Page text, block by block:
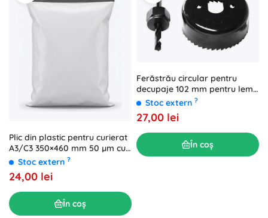
Plic din plastic pentru curierat
A3/C3 350×460 mm 50 µm cu
bandă antistatică (50 buc.)
Stoc extern ?
24,00 lei
În coș
Ferăstrău circular pentru
decupaje 102 mm pentru lemn
și gips-carton FESTA
Stoc extern ?
27,00 lei
În coș